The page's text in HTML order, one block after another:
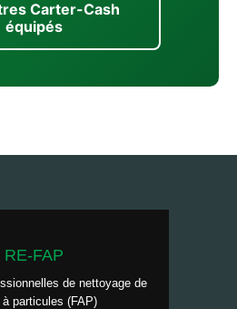
Carter-Cash
équipés
RE-FAP
de nettoyage de
particules (FAP)